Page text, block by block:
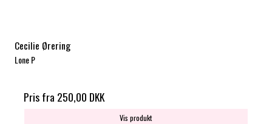
Cecilie Ørering
Lone P
Pris fra 250,00 DKK
Vis produkt